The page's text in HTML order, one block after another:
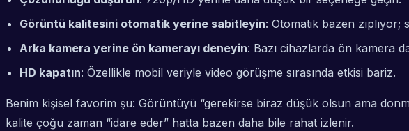
Görüntü kalitesini otomatik yerine sabitleyin: Otomatik bazen
Arka kamera yerine ön kamerayı deneyin: Bazı cihazlarda ön kamera
HD kapatın: Özellikle mobil veriyle video görüşme sırasında etkisi bariz.
Benim kişisel favorim şu: Görüntüyü “gerekirse biraz düşük olsun ama
kalite çoğu zaman “idare eder” hatta bazen daha bile rahat izlenir.